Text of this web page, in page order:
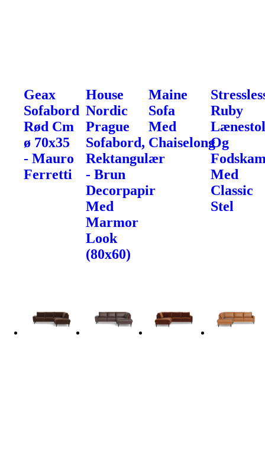
Geax
Sofabord
Rød Cm
ø 70x35
- Mauro
Ferretti
House
Nordic
Prague
Sofabord,
Rektangulær
- Brun
Decorpapir
Med
Marmor
Look
(80x60)
Maine
Sofa
Med
Chaiselong
Ruby
Og
Med
Classic
Stel